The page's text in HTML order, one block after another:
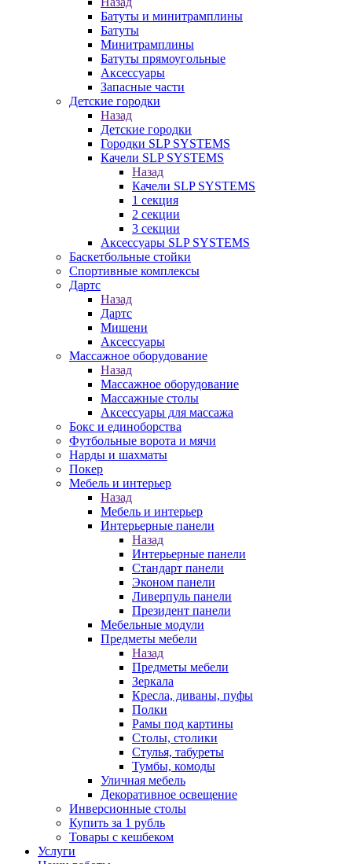
Батуты и минитрамплины
Батуты
Минитрамплины
Батуты прямоугольные
Аксессуары
Запасные части
Детские городки
Назад
Детские городки
Городки SLP SYSTEMS
Качели SLP SYSTEMS
Назад
Качели SLP SYSTEMS
1 секция
2 секции
3 секции
Аксессуары SLP SYSTEMS
Баскетбольные стойки
Спортивные комплексы
Дартс
Назад
Дартс
Мишени
Аксессуары
Массажное оборудование
Назад
Массажное оборудование
Массажные столы
Аксессуары для массажа
Бокс и единоборства
Футбольные ворота и мячи
Нарды и шахматы
Покер
Мебель и интерьер
Назад
Мебель и интерьер
Интерьерные панели
Назад
Интерьерные панели
Стандарт панели
Эконом панели
Ливерпуль панели
Президент панели
Мебельные модули
Предметы мебели
Назад
Предметы мебели
Зеркала
Кресла, диваны, пуфы
Полки
Рамы под картины
Столы, столики
Стулья, табуреты
Тумбы, комоды
Уличная мебель
Декоративное освещение
Инверсионные столы
Купить за 1 рубль
Товары с кешбеком
Услуги